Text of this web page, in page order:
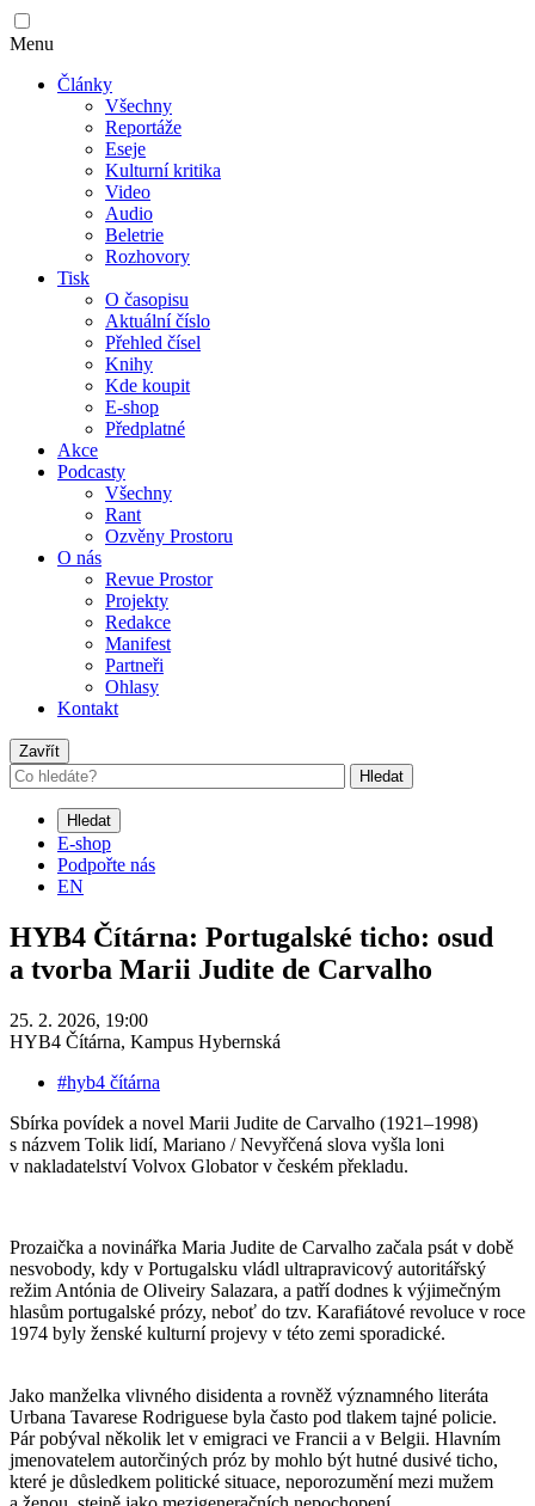
Menu
Články
Všechny
Reportáže
Eseje
Kulturní kritika
Video
Audio
Beletrie
Rozhovory
Tisk
O časopisu
Aktuální číslo
Přehled čísel
Knihy
Kde koupit
E-shop
Předplatné
Akce
Podcasty
Všechny
Rant
Ozvěny Prostoru
O nás
Revue Prostor
Projekty
Redakce
Manifest
Partneři
Ohlasy
Kontakt
Zavřít
Hledat
Hledat
E-shop
Podpořte nás
EN
HYB4 Čítárna: Portugalské ticho: osud
a tvorba Marii Judite de Carvalho
25. 2. 2026, 19:00
HYB4 Čítárna, Kampus Hybernská
#hyb4 čítárna
Sbírka povídek a novel Marii Judite de Carvalho (1921–1998)
s názvem Tolik lidí, Mariano / Nevyřčená slova vyšla loni
v nakladatelství Volvox Globator v českém překladu.
Prozaička a novinářka Maria Judite de Carvalho začala psát v době
nesvobody, kdy v Portugalsku vládl ultrapravicový autoritářský
režim Antónia de Oliveiry Salazara, a patří dodnes k výjimečným
hlasům portugalské prózy, neboť do tzv. Karafiátové revoluce v roce
1974 byly ženské kulturní projevy v této zemi sporadické.
Jako manželka vlivného disidenta a rovněž významného literáta
Urbana Tavarese Rodriguese byla často pod tlakem tajné policie.
Pár pobýval několik let v emigraci ve Francii a v Belgii. Hlavním
jmenovatelem autorčiných próz by mohlo být hutné dusivé ticho,
které je důsledkem politické situace, neporozumění mezi mužem